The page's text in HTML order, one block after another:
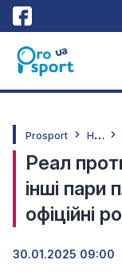
Prosport Н
овини
Реал
інші пари
офіційні
30.01.2025 09:00